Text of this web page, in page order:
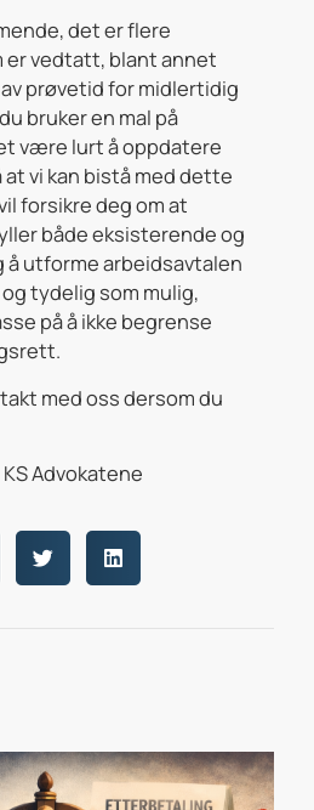
det er flere
er vedtatt, blant annet
prøvetid for midlertidig
bruker en mal på
være lurt å oppdatere
at vi kan bistå med dette
forsikre deg om at
både eksisterende og
å utforme arbeidsavtalen
tydelig som mulig,
på å ikke begrense
med oss dersom du
Advokatene